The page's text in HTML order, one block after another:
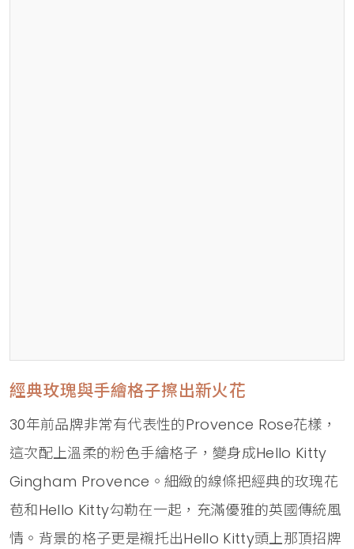
經典玫瑰與手繪格子擦出新火花
30年前品牌非常有代表性的Provence Rose花樣，
這次配上溫柔的粉色手繪格子，變身成Hello Kitty
Gingham Provence。細緻的線條把經典的玫瑰花
苞和Hello Kitty勾勒在一起，充滿優雅的英國傳統風
情。背景的格子更是襯托出Hello Kitty頭上那頂招牌